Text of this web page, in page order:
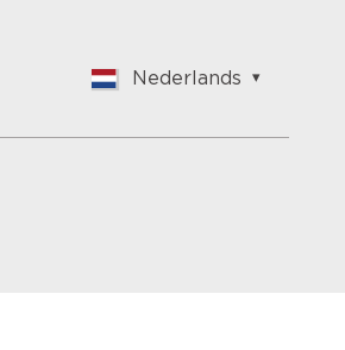
Nederlands
Nederlands